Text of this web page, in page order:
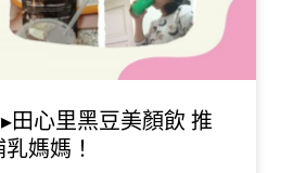
田心里黑豆美顏飲 推
媽媽！